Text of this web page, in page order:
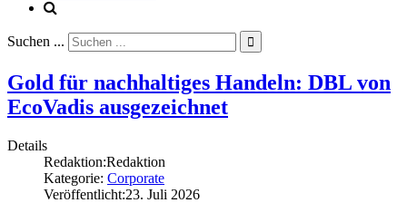
Suchen ... 
Gold für nachhaltiges Handeln: DBL von
EcoVadis ausgezeichnet
Details
Redaktion:Redaktion
Kategorie: Corporate
Veröffentlicht:23. Juli 2026